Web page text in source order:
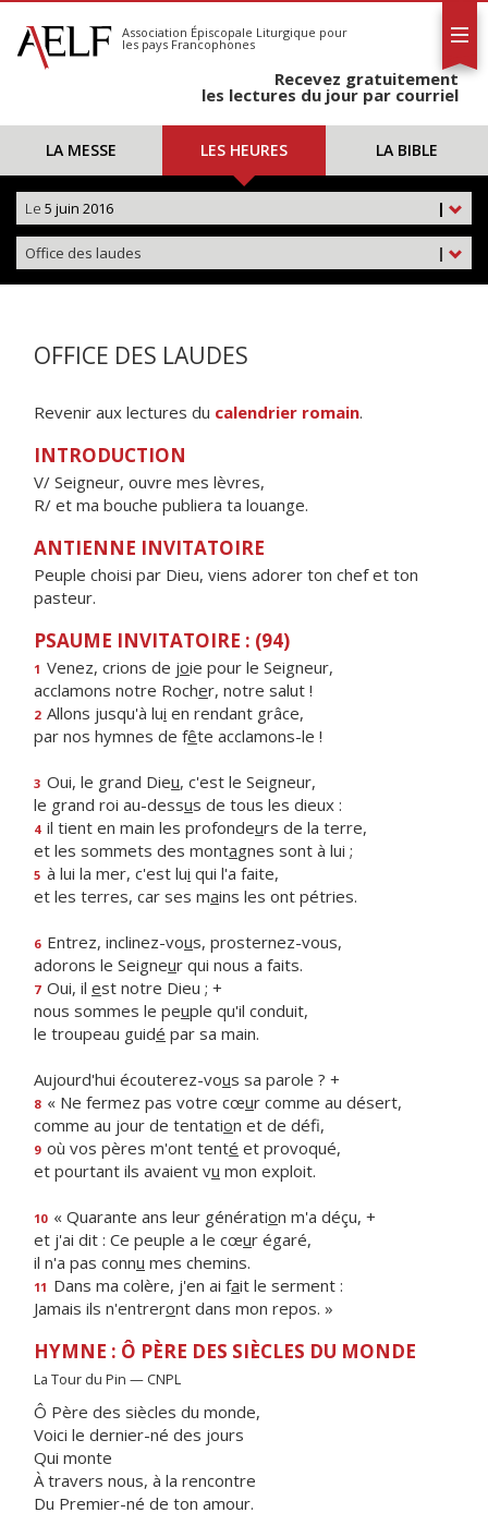
S'abonner
Calendrier
Association Épiscopale Liturgique pour
les pays Francophones
Recevez gratuitement
les lectures du jour par courriel
LA MESSE LES HEURES LA BIBLE
|
Le 5 juin 2016
|
Office des laudes
OFFICE DES LAUDES
Revenir aux lectures du calendrier romain.
INTRODUCTION
V/ Seigneur, ouvre mes lèvres,
R/ et ma bouche publiera ta louange.
ANTIENNE INVITATOIRE
Peuple choisi par Dieu, viens adorer ton chef et ton
pasteur.
PSAUME INVITATOIRE : (94)
1 Venez, crions de joie pour le Seigneur,
acclamons notre Rocher, notre salut !
2 Allons jusqu'à lui en rendant grâce,
par nos hymnes de fête acclamons-le !
3 Oui, le grand Dieu, c'est le Seigneur,
le grand roi au-dessus de tous les dieux :
4 il tient en main les profondeurs de la terre,
et les sommets des montagnes sont à lui ;
5 à lui la mer, c'est lui qui l'a faite,
et les terres, car ses mains les ont pétries.
6 Entrez, inclinez-vous, prosternez-vous,
adorons le Seigneur qui nous a faits.
7 Oui, il est notre Dieu ; +
nous sommes le peuple qu'il conduit,
le troupeau guidé par sa main.
Aujourd'hui écouterez-vous sa parole ? +
8 « Ne fermez pas votre cœur comme au désert,
comme au jour de tentation et de défi,
9 où vos pères m'ont tenté et provoqué,
et pourtant ils avaient vu mon exploit.
10 « Quarante ans leur génération m'a déçu, +
et j'ai dit : Ce peuple a le cœur égaré,
il n'a pas connu mes chemins.
11 Dans ma colère, j'en ai fait le serment :
Jamais ils n'entreront dans mon repos. »
HYMNE : Ô PÈRE DES SIÈCLES DU MONDE
La Tour du Pin — CNPL
Ô Père des siècles du monde,
Voici le dernier-né des jours
Qui monte
À travers nous, à la rencontre
Du Premier-né de ton amour.